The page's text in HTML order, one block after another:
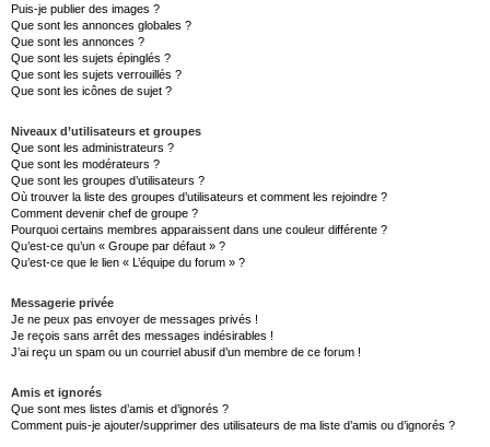
Puis-je publier des images ?
Que sont les annonces globales ?
Que sont les annonces ?
Que sont les sujets épinglés ?
Que sont les sujets verrouillés ?
Que sont les icônes de sujet ?
Niveaux d’utilisateurs et groupes
Que sont les administrateurs ?
Que sont les modérateurs ?
Que sont les groupes d’utilisateurs ?
Où trouver la liste des groupes d’utilisateurs et comment les rejoindre ?
Comment devenir chef de groupe ?
Pourquoi certains membres apparaissent dans une couleur différente ?
Qu’est-ce qu’un « Groupe par défaut » ?
Qu’est-ce que le lien « L’équipe du forum » ?
Messagerie privée
Je ne peux pas envoyer de messages privés !
Je reçois sans arrêt des messages indésirables !
J’ai reçu un spam ou un courriel abusif d’un membre de ce forum !
Amis et ignorés
Que sont mes listes d’amis et d’ignorés ?
Comment puis-je ajouter/supprimer des utilisateurs de ma liste d’amis ou d’ignorés ?